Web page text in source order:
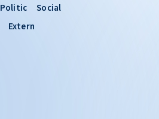
Politic
Social
Extern